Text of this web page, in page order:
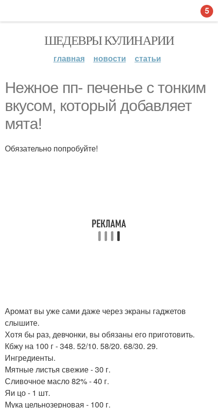
ШЕДЕВРЫ КУЛИНАРИИ
главная новости статьи
Нежное пп- печенье с тонким
вкусом, который добавляет
мята!
Обязательно попробуйте!
Аромат вы уже сами даже через экраны гаджетов
слышите.
Хотя бы раз, девчонки, вы обязаны его приготовить.
Кбжу на 100 г - 348. 52/10. 58/20. 68/30. 29.
Ингредиенты.
Мятные листья свежие - 30 г.
Сливочное масло 82% - 40 г.
Яи цо - 1 шт.
Мука цельнозерновая - 100 г.
5